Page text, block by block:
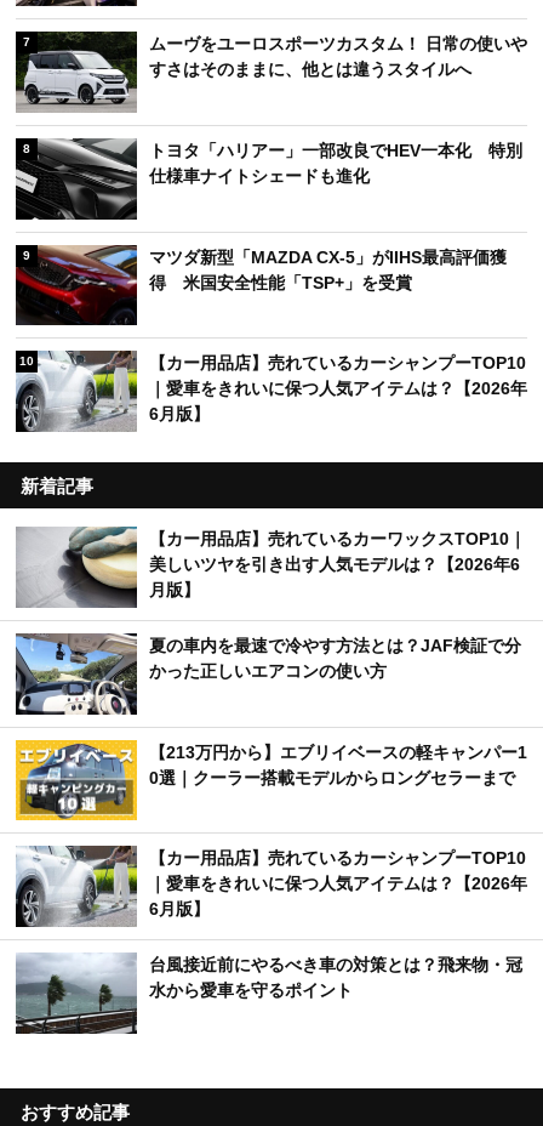
7
ムーヴをユーロスポーツカスタム！ 日常の使いや
すさはそのままに、他とは違うスタイルへ
8
トヨタ「ハリアー」一部改良でHEV一本化 特別
仕様車ナイトシェードも進化
9
マツダ新型「MAZDA CX-5」がIIHS最高評価獲
得 米国安全性能「TSP+」を受賞
10
【カー用品店】売れているカーシャンプーTOP10
｜愛車をきれいに保つ人気アイテムは？【2026年
6月版】
新着記事
【カー用品店】売れているカーワックスTOP10｜
美しいツヤを引き出す人気モデルは？【2026年6
月版】
夏の車内を最速で冷やす方法とは？JAF検証で分
かった正しいエアコンの使い方
【213万円から】エブリイベースの軽キャンパー1
0選｜クーラー搭載モデルからロングセラーまで
【カー用品店】売れているカーシャンプーTOP10
｜愛車をきれいに保つ人気アイテムは？【2026年
6月版】
台風接近前にやるべき車の対策とは？飛来物・冠
水から愛車を守るポイント
おすすめ記事